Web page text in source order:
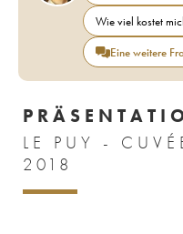
Wie viel kostet
Eine weitere
LE PUY -
2018